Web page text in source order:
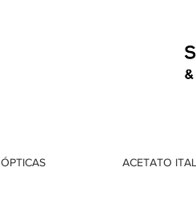
ÓPTICAS ACETATO